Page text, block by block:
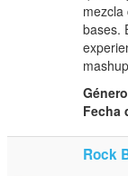
bases.
Fecha
Rock